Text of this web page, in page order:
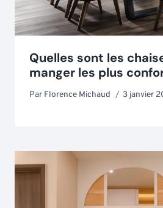
Quelles sont les
manger les plus
Par Florence Michaud 3 janvier